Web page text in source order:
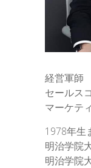
経営軍師
セールス
マーケテ
1978年生
明治学院
明治学院